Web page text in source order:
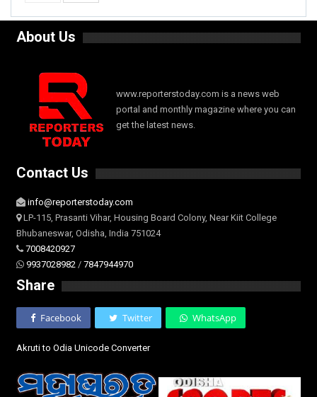
About Us
www.reporterstoday.com is a news web
portal and monthly magazine where you can
get the latest news.
Contact Us
info@reporterstoday.com
LP-115, Prasanti Vihar, Housing Board Colony, Near Kiit College
Bhubaneswar, Odisha, India 751024
7008420927
9937028982 / 7847944970
Share
Facebook Twitter WhatsApp
Akruti to Odia Unicode Converter